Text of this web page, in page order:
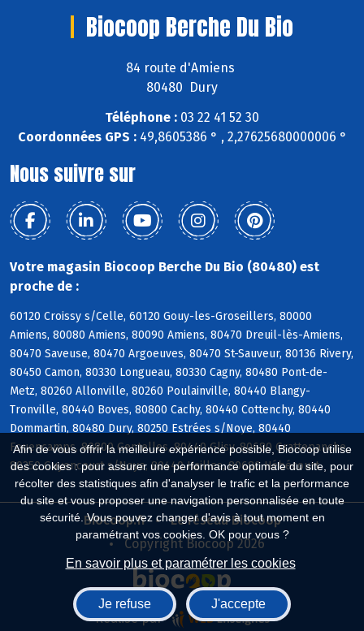
Afin de vous offrir la meilleure expérience possible, Biocoop utilise
des cookies : pour assurer une performance optimale du site, pour
récolter des statistiques afin d'analyser le trafic et la performance
du site et vous proposer une navigation personnalisée en toute
sécurité. Vous pouvez changer d'avis à tout moment en
paramétrant vos cookies. OK pour vous ?
En savoir plus et paramétrer les cookies
Je refuse J'accepte
Biocoop Berche Du Bio
84 route d'Amiens
80480 Dury
Téléphone : 03 22 41 52 30
Coordonnées GPS :49,8605386 ° , 2,27625680000006 °
Nous suivre sur
Votre magasin Biocoop Berche Du Bio (80480) est
proche de :
60120 Croissy s/Celle, 60120 Gouy-les-Groseillers, 80000
Amiens, 80080 Amiens, 80090 Amiens, 80470 Dreuil-lès-Amiens,
80470 Saveuse, 80470 Argoeuves, 80470 St-Sauveur, 80136 Rivery,
80450 Camon, 80330 Longueau, 80330 Cagny, 80480 Pont-de-
Metz, 80260 Allonville, 80260 Poulainville, 80440 Blangy-
Tronville, 80440 Boves, 80800 Cachy, 80440 Cottenchy, 80440
Dommartin, 80480 Dury, 80250 Estrées s/Noye, 80440
Fouencamps, 80800 Gentelles, 80440 Glisy, 80680 Grattepanche,
80250 Guyencourt s/Noye, 80440 Hailles, 80680 Hébécourt
Biocoop.fr
Le réseau Biocoop
Copyright Biocoop 2026
Réalisé par